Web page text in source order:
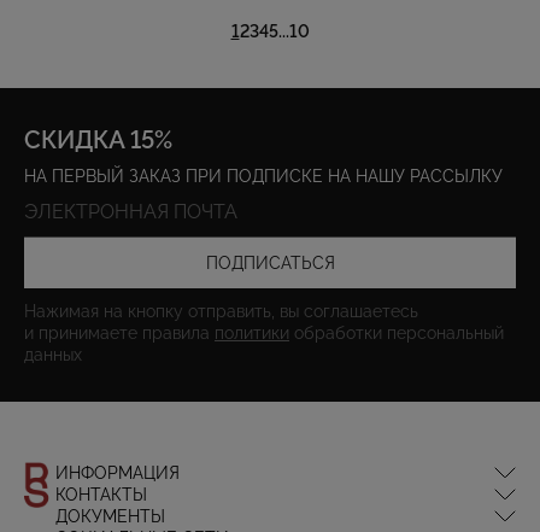
12345...10
СКИДКА 15%
НА ПЕРВЫЙ ЗАКАЗ ПРИ ПОДПИСКЕ НА НАШУ РАССЫЛКУ
ПОДПИСАТЬСЯ
Нажимая на кнопку отправить, вы соглашаетесь
и принимаете правила политики обработки персональный
данных
ИНФОРМАЦИЯ
Оплата и доставка
КОНТАКТЫ
ДОКУМЕНТЫ